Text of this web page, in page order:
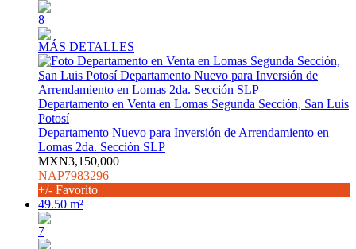
8
MÁS DETALLES
Departamento en Venta en Lomas Segunda Sección, San Luis
Potosí
Departamento Nuevo para Inversión de Arrendamiento en
Lomas 2da. Sección SLP
MXN3,150,000
NAP7983296
+/- Favorito
49.50 m²
7